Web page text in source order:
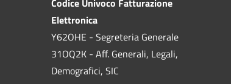
Codice Univoco Fatturazione
Elettronica
Y62OHE - Segreteria Generale
31OQ2K - Aff. Generali, Legali,
Demografici, SIC